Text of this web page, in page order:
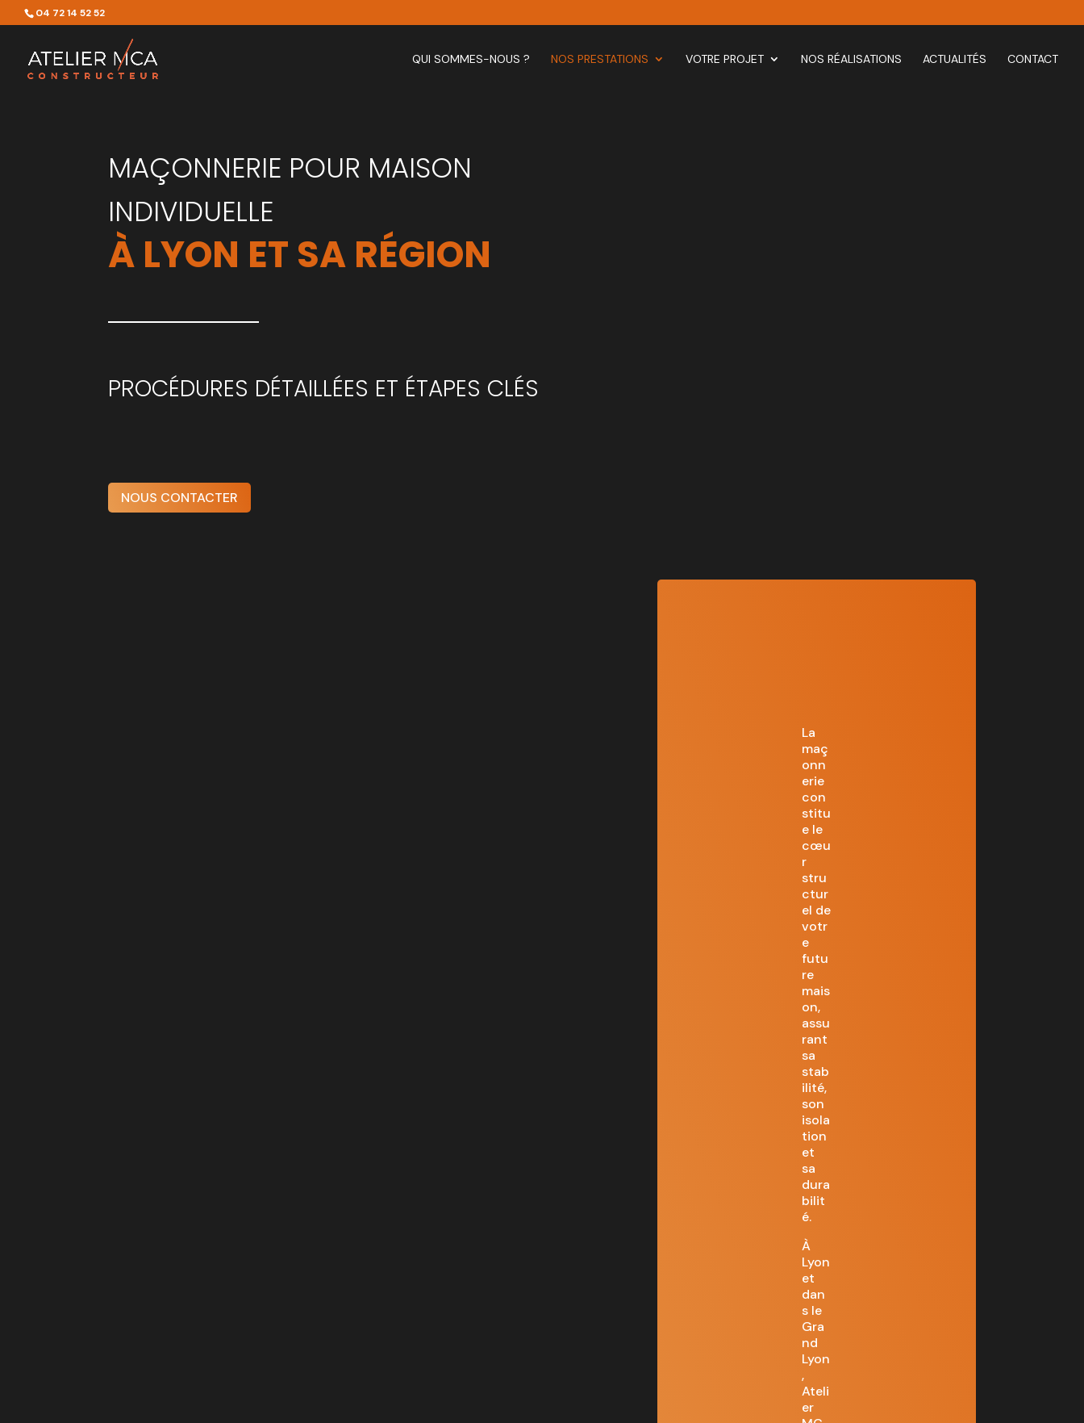
04 72 14 52 52
QUI SOMMES-NOUS ? NOS PRESTATIONS VOTRE PROJET NOS RÉALISATIONS ACTUALITÉS CONTACT
MAÇONNERIE POUR MAISON
INDIVIDUELLE
À LYON ET SA RÉGION
PROCÉDURES DÉTAILLÉES ET ÉTAPES CLÉS
NOUS CONTACTER
La
maç
onn
erie
con
stitu
e le
cœu
r
stru
ctur
el de
votr
e
futu
re
mais
on,
assu
rant
sa
stab
ilité,
son
isola
tion
et
sa
dura
bilit
é.
À
Lyon
et
dan
s le
Gra
nd
Lyon
,
Ateli
er